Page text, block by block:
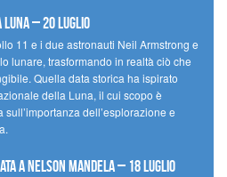
– 20 luglio
11 e i due astronauti Neil Armstrong e
lunare, trasformando in realtà ciò che
Quella data storica ha ispirato
della Luna, il cui scopo è
dell’esplorazione e
a Nelson Mandela – 18 luglio